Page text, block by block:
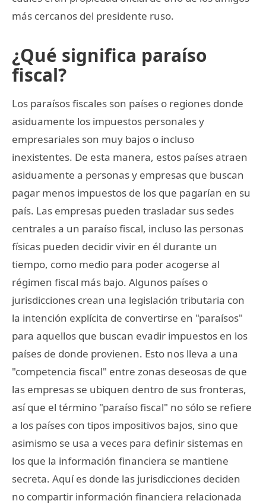
más cercanos del presidente ruso.
¿Qué significa paraíso
fiscal?
Los paraísos fiscales son países o regiones donde
asiduamente los impuestos personales y
empresariales son muy bajos o incluso
inexistentes. De esta manera, estos países atraen
asiduamente a personas y empresas que buscan
pagar menos impuestos de los que pagarían en su
país. Las empresas pueden trasladar sus sedes
centrales a un paraíso fiscal, incluso las personas
físicas pueden decidir vivir en él durante un
tiempo, como medio para poder acogerse al
régimen fiscal más bajo. Algunos países o
jurisdicciones crean una legislación tributaria con
la intención explícita de convertirse en "paraísos"
para aquellos que buscan evadir impuestos en los
países de donde provienen. Esto nos lleva a una
"competencia fiscal" entre zonas deseosas de que
las empresas se ubiquen dentro de sus fronteras,
así que el término "paraíso fiscal" no sólo se refiere
a los países con tipos impositivos bajos, sino que
asimismo se usa a veces para definir sistemas en
los que la información financiera se mantiene
secreta. Aquí es donde las jurisdicciones deciden
no compartir información financiera relacionada